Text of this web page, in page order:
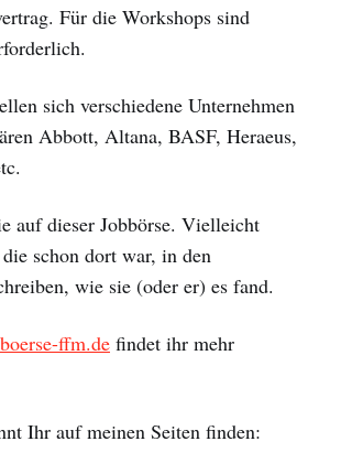
Für die Workshops sind
sich verschiedene Unternehmen
Abbott, Altana, BASF, Heraeus,
auf dieser Jobbörse. Vielleicht
schon dort war, in den
wie sie (oder er) es fand.
ffm.de findet ihr mehr
Ihr auf meinen Seiten finden: